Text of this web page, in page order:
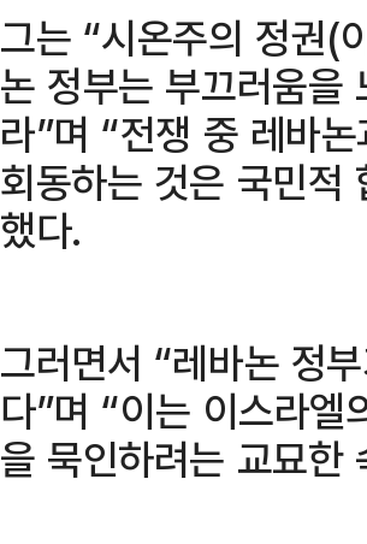
그는 “시온주의 정권(
논 정부는 부끄러움을
라”며 “전쟁 중 레바
회동하는 것은 국민적
했다.
그러면서 “레바논 정
다”며 “이는 이스라
을 묵인하려는 교묘한